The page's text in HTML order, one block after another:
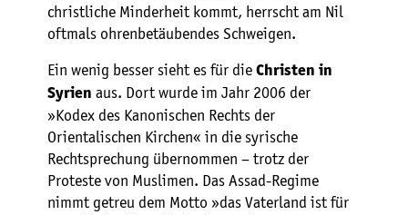
christliche Minderheit kommt, herrscht am Nil
oftmals ohrenbetäubendes Schweigen.
Ein wenig besser sieht es für die Christen in
Syrien aus. Dort wurde im Jahr 2006 der
»Kodex des Kanonischen Rechts der
Orientalischen Kirchen« in die syrische
Rechtsprechung übernommen – trotz der
Proteste von Muslimen. Das Assad-Regime
nimmt getreu dem Motto »das Vaterland ist für